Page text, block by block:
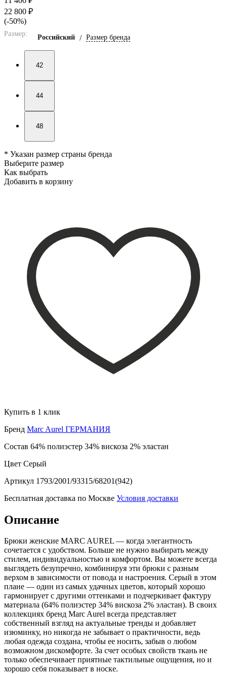
22 800 ₽
(-50%)
Размер: Российский / Размер бренда
42
44
48
* Указан размер страны бренда
Выберите размер
Как выбрать
Добавить в корзину
Купить в 1 клик
Бренд Marc Aurel ГЕРМАНИЯ
Состав 64% полиэстер 34% вискоза 2% эластан
Цвет Серый
Артикул 1793/2001/93315/68201(942)
Бесплатная доставка по Москве Условия доставки
Описание
Брюки женские MARC AUREL — когда элегантность
сочетается с удобством. Больше не нужно выбирать между
стилем, индивидуальностью и комфортом. Вы можете всегда
выглядеть безупречно, комбинируя эти брюки с разным
верхом в зависимости от повода и настроения. Серый в этом
плане — один из самых удачных цветов, который хорошо
гармонирует с другими оттенками и подчеркивает фактуру
материала (64% полиэстер 34% вискоза 2% эластан). В своих
коллекциях бренд Marc Aurel всегда представляет
собственный взгляд на актуальные тренды и добавляет
изюминку, но никогда не забывает о практичности, ведь
любая одежда создана, чтобы ее носить, забыв о любом
возможном дискомфорте. За счет особых свойств ткань не
только обеспечивает приятные тактильные ощущения, но и
хорошо себя показывает в носке.